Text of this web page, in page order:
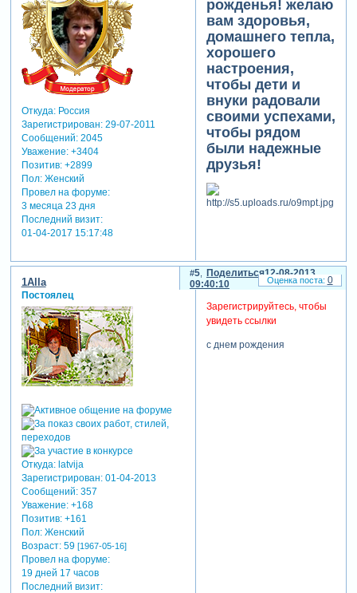
детей
сердечно.
и жить
а века,
и не
старейте
никогда!
отредактировано от
людмилы (12-08-2013
Откуда:Россия
Зарегистрирован: 29-07-2011
Сообщений:2045
Уважение: +3404
Позитив: +2899
Пол:Женский
Провел на форуме:
3 месяца 23 дня
Последний визит:
01-04-2017 15:17:48
рожденья! желаю
вам здоровья,
домашнего тепла,
хорошего
настроения,
чтобы дети и
внуки радовали
своими успехами,
чтобы рядом
были надежные
друзья!
Поделиться
5
12-08-2013
09:40:10
1Alla
Постоялец
Откуда:latvija
Зарегистрирован: 01-04-2013
Сообщений:357
Уважение: +168
Позитив: +161
Пол:Женский
Возраст:59 [1967-05-16]
Провел на форуме:
19 дней 17 часов
Последний визит:
Зарегистрируйтесь, чтобы
увидеть ссылки
с днем рождения
0